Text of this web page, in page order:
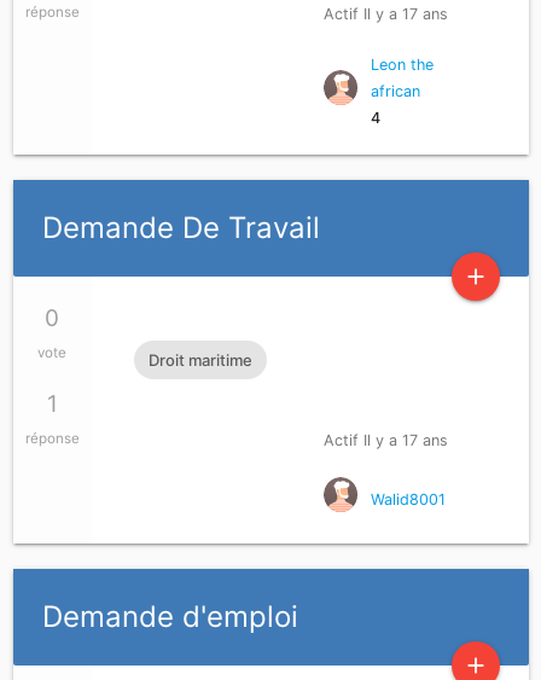
réponse Actif Il y a 17 ans
Leon the
african
4
Demande De Travail
add
0
vote
1
réponse
Droit maritime
Actif Il y a 17 ans
Walid8001
Demande d'emploi
add